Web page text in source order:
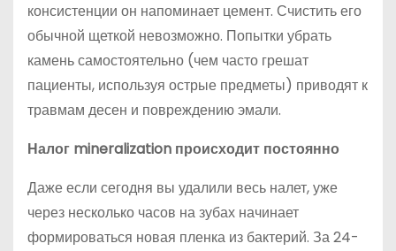
консистенции он напоминает цемент. Счистить его
обычной щеткой невозможно. Попытки убрать
камень самостоятельно (чем часто грешат
пациенты, используя острые предметы) приводят к
травмам десен и повреждению эмали.
Налог mineralization происходит постоянно
Даже если сегодня вы удалили весь налет, уже
через несколько часов на зубах начинает
формироваться новая пленка из бактерий. За 24-